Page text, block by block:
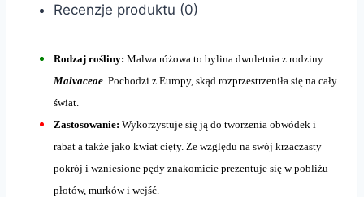
Recenzje produktu (0)
Rodzaj rośliny: Malwa różowa to bylina dwuletnia z rodziny
Malvaceae . Pochodzi z Europy, skąd rozprzestrzeniła się na cały
świat.
Zastosowanie: Wykorzystuje się ją do tworzenia obwódek i
rabat a także jako kwiat cięty. Ze względu na swój krzaczasty
pokrój i wzniesione pędy znakomicie prezentuje się w pobliżu
płotów, murków i wejść.